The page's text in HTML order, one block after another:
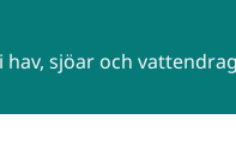
sjöar och vattendrag